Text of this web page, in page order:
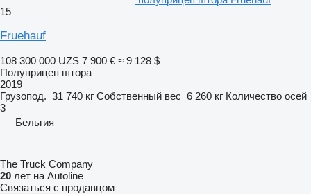
15
Fruehauf
108 300 000 UZS 7 900 € ≈ 9 128 $
Полуприцеп штора
2019
Грузопод. 31 740 кг Собственный вес 6 260 кг Количество осей
3
Бельгия
The Truck Company
20 лет на Autoline
Связаться с продавцом